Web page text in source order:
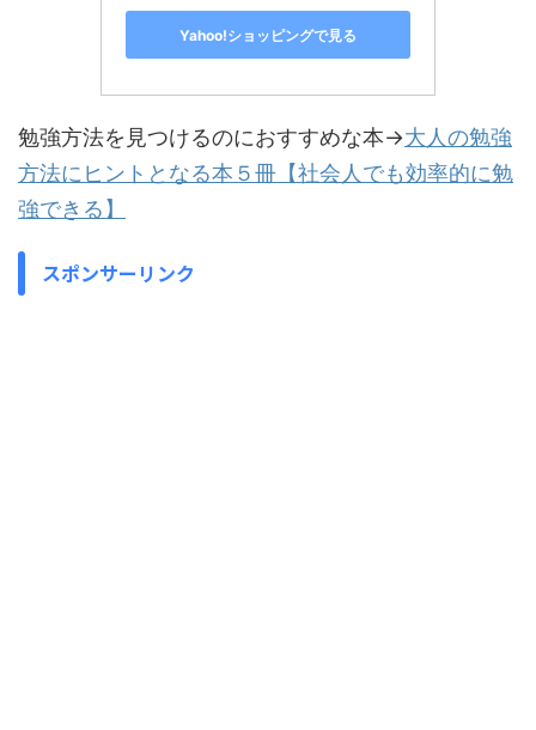
Yahoo!ショッピングで見る
勉強方法を見つけるのにおすすめな本→大人の勉強
方法にヒントとなる本５冊【社会人でも効率的に勉
強できる】
スポンサーリンク